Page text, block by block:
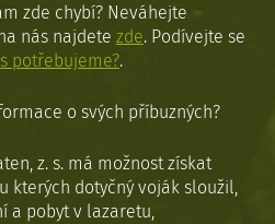
zde chybí? Neváhejte
nás najdete zde. Podívejte se
potřebujeme?.
o svých příbuzných?
z. s. má možnost získat
kterých dotyčný voják sloužil,
a pobyt v lazaretu,